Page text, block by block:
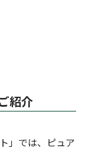
紹介
」では、ピュア